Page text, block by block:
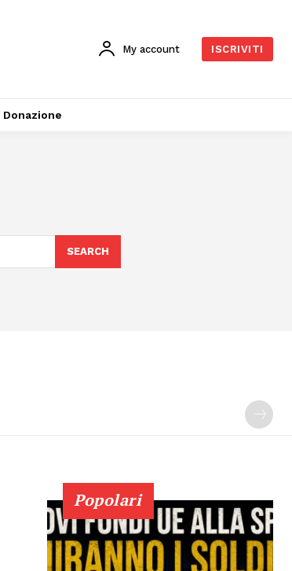
My account ISCRIVITI
Donazione
SEARCH
Popolari